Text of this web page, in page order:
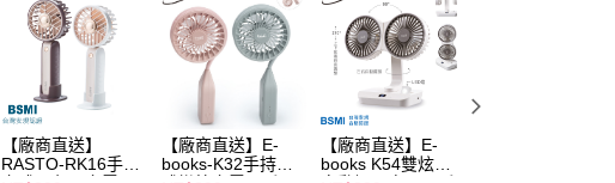
２．關於個人資料處理事宜，請瀏覽以下網址：
https://aftee.tw/terms/#terms3
３．未成年的使用者請事先徵得法定代理人或監護人之同意方可使用
「AFTEE先享後付」，若未經同意申辦者引起之損失，本公司不負相關責
任。
４．使用「AFTEE先享後付」時，將依據個別帳號之用戶狀況，依本公司
即時審查核予不同之上限額度；若仍有額度不足之情形，本公司將視審查
結果請求用戶進行身份認證。
【廠商直送】
RASTO-RK16手持
【廠商直送】E-
books-K32手持掛
【廠商直送】E-
books K54雙炫風